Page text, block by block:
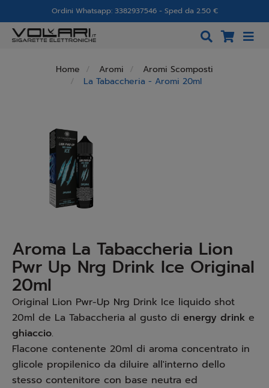
Ordini Whatsapp: 3382937546 - Sped da 2.50 €
Home Aromi
Aromi Scomposti
La Tabaccheria - Aromi 20ml
Aroma La Tabaccheria Lion
Pwr Up Nrg Drink Ice Original
20ml
Original Lion Pwr-Up Nrg Drink Ice liquido shot
20ml de La Tabaccheria al gusto di energy drink e
ghiaccio.
Flacone contenente 20ml di aroma concentrato in
glicole propilenico da diluire all'interno dello
stesso contenitore con base neutra ed